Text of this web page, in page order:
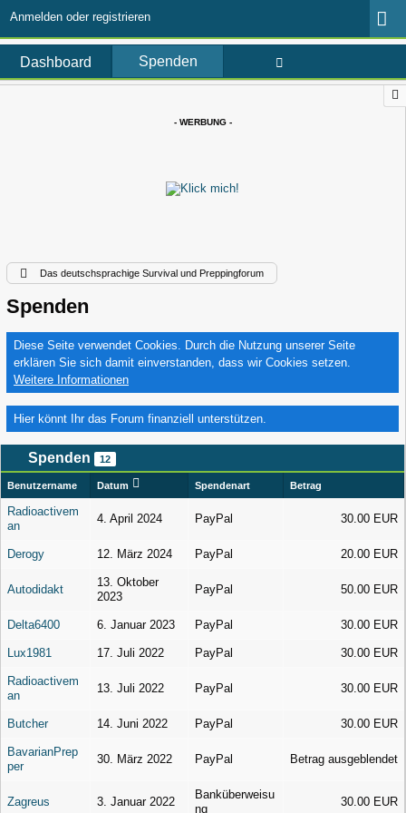
Anmelden oder registrieren
Dashboard Spenden
- WERBUNG -
Das deutschsprachige Survival und Preppingforum
Spenden
Diese Seite verwendet Cookies. Durch die Nutzung unserer Seite
erklären Sie sich damit einverstanden, dass wir Cookies setzen.
Weitere Informationen
Hier könnt Ihr das Forum finanziell unterstützen.
Spenden 12
Benutzername Datum Spendenart Betrag
Radioactivem
an
4. April 2024 PayPal 30.00 EUR
Derogy 12. März 2024 PayPal 20.00 EUR
Autodidakt
13. Oktober
2023
PayPal 50.00 EUR
Delta6400 6. Januar 2023 PayPal 30.00 EUR
Lux1981 17. Juli 2022 PayPal 30.00 EUR
Radioactivem
an
13. Juli 2022 PayPal 30.00 EUR
Butcher 14. Juni 2022 PayPal 30.00 EUR
BavarianPrep
per
30. März 2022 PayPal Betrag ausgeblendet
Zagreus 3. Januar 2022
Banküberweisu
ng
30.00 EUR